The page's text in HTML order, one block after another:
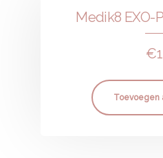
Medik8 EXO-
€
Toevoegen